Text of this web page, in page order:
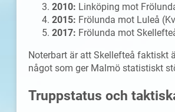
2010: Linköping mot
2015: Frölunda mot Luleå
2017: Frölunda mot
Noterbart är att Skellefteå faktiskt
något som ger Malmö statistiskt
Truppstatus och